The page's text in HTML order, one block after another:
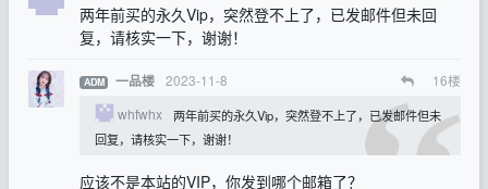
两年前买的永久Vip，突然登不上了，已发邮件但未回
复，请核实一下，谢谢！
ADM 一品楼 2023-11-8 16楼
whfwhx
两年前买的永久Vip，突然登不上了，已发邮件但未
回复，请核实一下，谢谢！
应该不是本站的VIP，你发到哪个邮箱了？